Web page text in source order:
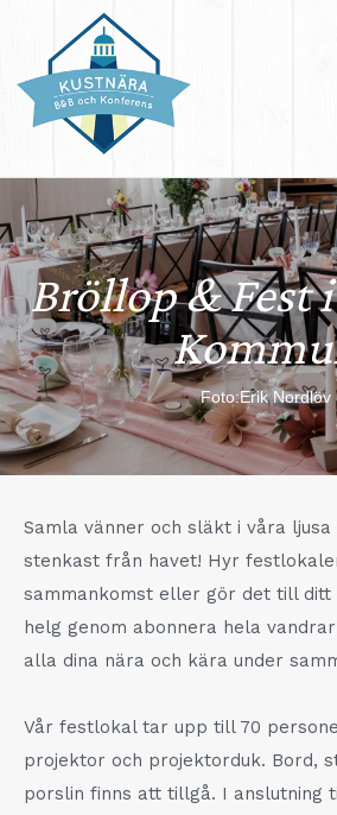
Bröllop & Fest
Foto:Erik Nordlöv
Samla vänner och släkt i våra
stenkast från havet! Hyr
sammankomst eller gör det till
helg genom abonnera hela
alla dina nära och kära under
Vår festlokal tar upp till 70
projektor och projektorduk. Bord,
porslin finns att tillgå. I anslutning